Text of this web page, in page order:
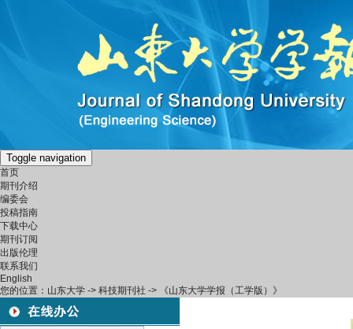
Toggle navigation
首页
期刊介绍
编委会
投稿指南
下载中心
期刊订阅
出版伦理
联系我们
English
您的位置： 山东大学 -> 科技期刊社 -> 《山东大学学报（工学版）》